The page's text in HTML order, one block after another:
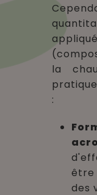
la
:
être
des